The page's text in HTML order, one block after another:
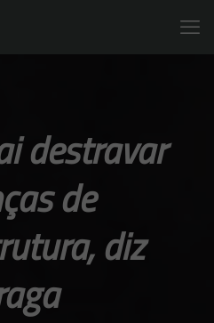
destravar
de
diz